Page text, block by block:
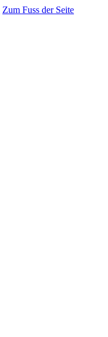
Zum Fuss der Seite